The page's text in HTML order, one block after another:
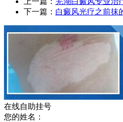
下一篇： 白癜风光疗之前抹
在线自助挂号
您的姓名：